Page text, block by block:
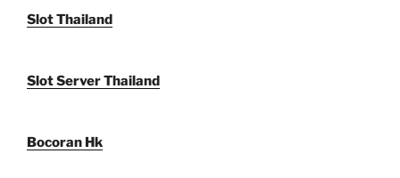
Slot Thailand
Slot Server Thailand
Bocoran Hk